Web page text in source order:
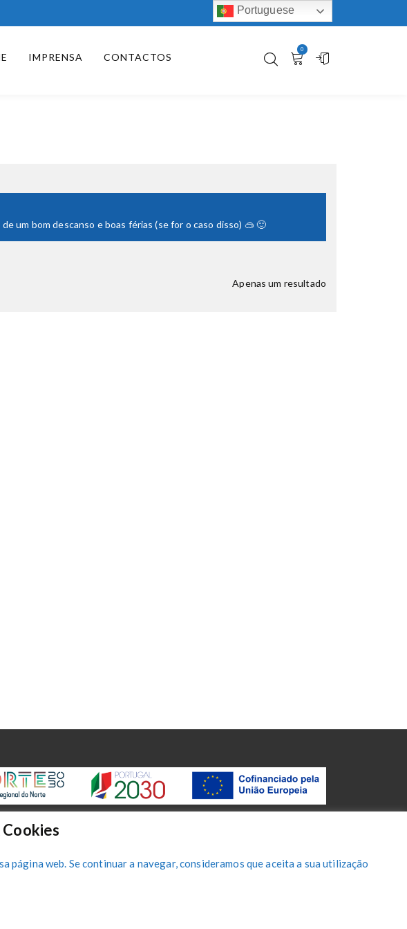
IMPRENSA CONTACTOS
0
um bom descanso e boas férias (se for o caso disso) 🥽 🙂
Apenas um resultado
web. Se continuar a navegar, consideramos que aceita a sua utilização
Portuguese